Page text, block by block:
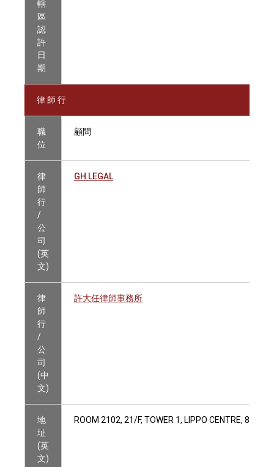
轄
區
認
許
日
期
律 師 行
職
位
顧問
律
師
行
/
公
司
(英
文)
GH LEGAL
律
師
行
/
公
司
(中
文)
許大任律師事務所
地
址
(英
文)
ROOM 2102, 21/F, TOWER 1, LIPPO CENTRE, 89